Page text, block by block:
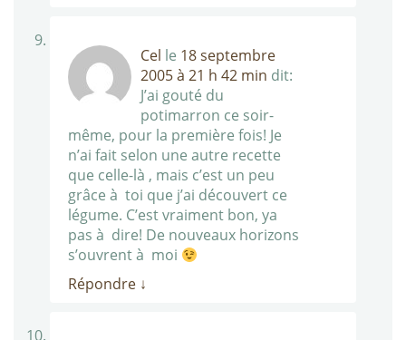
Cel le 18 septembre
2005 à 21 h 42 min dit:
J’ai gouté du
potimarron ce soir-
même, pour la première fois! Je
n’ai fait selon une autre recette
que celle-là , mais c’est un peu
grâce à toi que j’ai découvert ce
légume. C’est vraiment bon, ya
pas à dire! De nouveaux horizons
s’ouvrent à moi
Répondre ↓